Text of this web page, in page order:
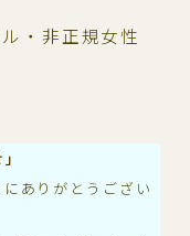
・非正規女性
ありがとうござい